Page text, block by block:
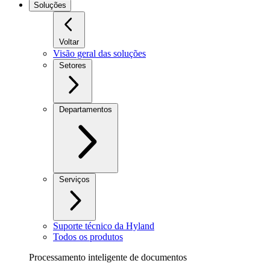
Soluções
Voltar
Visão geral das soluções
Setores
Departamentos
Serviços
Suporte técnico da Hyland
Todos os produtos
Processamento inteligente de documentos